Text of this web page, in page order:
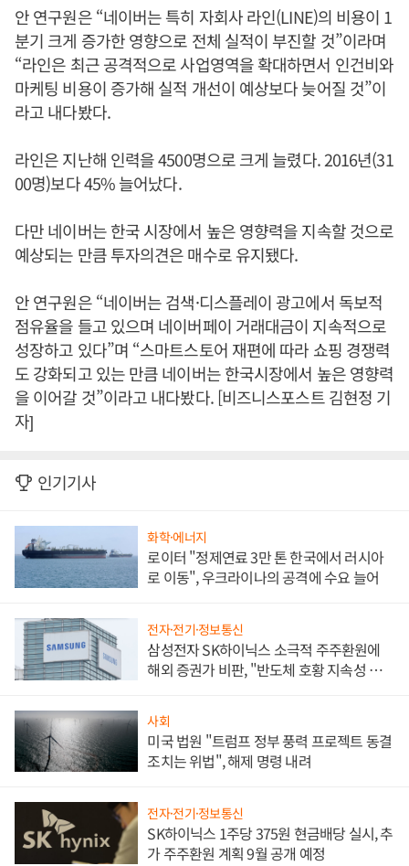
안 연구원은 “네이버는 특히 자회사 라인(LINE)의 비용이 1
분기 크게 증가한 영향으로 전체 실적이 부진할 것”이라며
“라인은 최근 공격적으로 사업영역을 확대하면서 인건비와
마케팅 비용이 증가해 실적 개선이 예상보다 늦어질 것”이
라고 내다봤다.
라인은 지난해 인력을 4500명으로 크게 늘렸다. 2016년(31
00명)보다 45% 늘어났다.
다만 네이버는 한국 시장에서 높은 영향력을 지속할 것으로
예상되는 만큼 투자의견은 매수로 유지됐다.
안 연구원은 “네이버는 검색·디스플레이 광고에서 독보적
점유율을 들고 있으며 네이버페이 거래대금이 지속적으로
성장하고 있다”며 “스마트스토어 재편에 따라 쇼핑 경쟁력
도 강화되고 있는 만큼 네이버는 한국시장에서 높은 영향력
을 이어갈 것”이라고 내다봤다. [비즈니스포스트 김현정 기
자]
인기기사
화학·에너지
로이터 "정제연료 3만 톤 한국에서 러시아
로 이동", 우크라이나의 공격에 수요 늘어
전자·전기·정보통신
삼성전자 SK하이닉스 소극적 주주환원에
해외 증권가 비판, "반도체 호황 지속성 의
사회
미국 법원 "트럼프 정부 풍력 프로젝트 동결
조치는 위법", 해제 명령 내려
전자·전기·정보통신
SK하이닉스 1주당 375원 현금배당 실시, 추
가 주주환원 계획 9월 공개 예정